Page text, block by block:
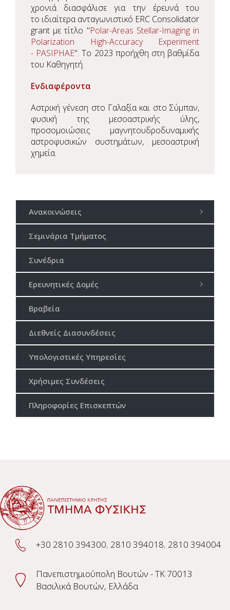
χρονιά διασφάλισε για την έρευνά του
το ιδιαίτερα ανταγωνιστικό ERC Consolidator
grant με τίτλο "Polar-Areas Stellar-Imaging in
Polarization High-Accuracy Experiment
- PASIPHAE". Το 2023 προήχθη στη βαθμίδα
του Καθηγητή.
Ενδιαφέροντα
Αστρική γένεση στο Γαλαξία και στο Σύμπαν,
φυσική της μεσοαστρικής ύλης,
προσομοιώσεις μαγνητουδροδυναμικής
αστροφυσικών συστημάτων, μεσοαστρική
χημεία.
Ανακοινώσεις
Σεμινάρια Τμήματος
Συνέδρια
Ερευνητικές Δομές
Βραβεία
Διεθνείς Διασυνδέσεις
Υπολογιστικές Υπηρεσίες
Χρήσιμες Συνδέσεις
Πληροφορίες Επισκεπτών
+30 2810 394300, 2810 394018, 2810 394004
Πανεπιστημιούπολη Βουτών - TK 70013
Βασιλικά Βουτών, Ελλάδα